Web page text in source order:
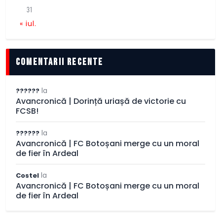
31
« iul.
comentarii recente
?????? la
Avancronică | Dorință uriașă de victorie cu
FCSB!
?????? la
Avancronică | FC Botoșani merge cu un moral
de fier în Ardeal
Costel la
Avancronică | FC Botoșani merge cu un moral
de fier în Ardeal